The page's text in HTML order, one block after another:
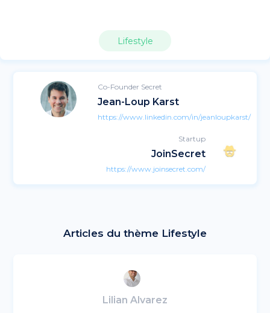
Lifestyle
Co-Founder Secret
Jean-Loup Karst
https://www.linkedin.com/in/jeanloupkarst/
Startup
JoinSecret
https://www.joinsecret.com/
Articles du thème Lifestyle
Lilian Alvarez